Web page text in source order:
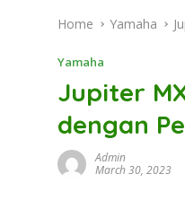
Home Yamaha
Yamaha
Jupiter
dengan
Admin
March 30, 2023